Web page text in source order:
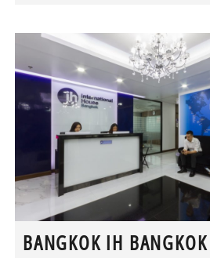
BANGKOK IH BANGKOK